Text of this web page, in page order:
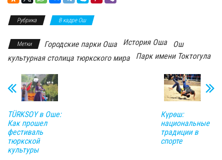
Рубрика В кадре Ош
Метки Городские парки Оша История Оша
Ош
культурная столица тюркского мира
Парк имени Токтогула
TÜRKSOY в Оше:
Как прошел
фестиваль
тюркской
культуры
Күрөш:
национальные
традиции в
спорте